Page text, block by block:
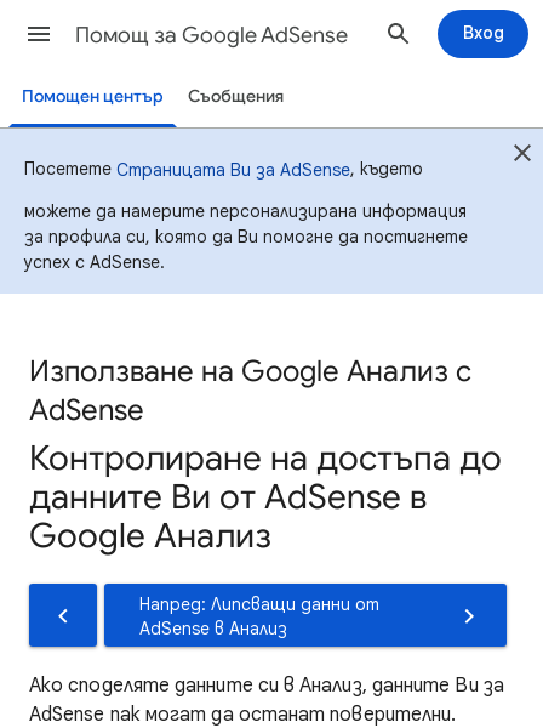
Помощ за Google AdSense Вход
Помощен център Съобщения
Посетете Страницата Ви за AdSense, където
можете да намерите персонализирана информация
за профила си, която да Ви помогне да постигнете
успех с AdSense.
Използване на Google Анализ с
AdSense
Контролиране на достъпа до
данните Ви от AdSense в
Google Анализ
Напред: Липсващи данни от
AdSense в Анализ
Ако споделяте данните си в Анализ, данните Ви за
AdSense пак могат да останат поверителни.